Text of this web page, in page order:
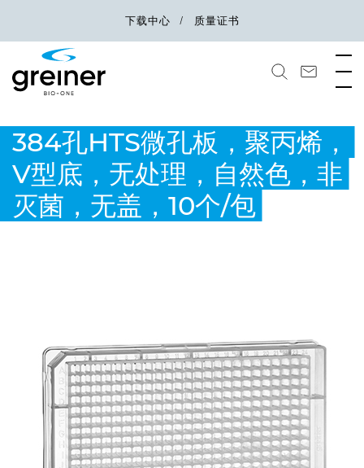
下载中心 质量证书
384孔HTS微孔板，聚丙烯，
V型底，无处理，自然色，非
灭菌，无盖，10个/包